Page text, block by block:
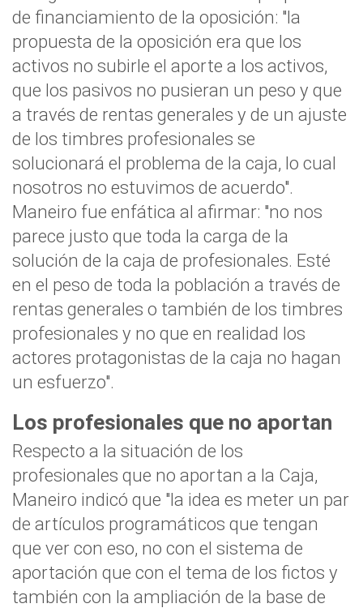
de financiamiento de la oposición: "la
propuesta de la oposición era que los
activos no subirle el aporte a los activos,
que los pasivos no pusieran un peso y que
a través de rentas generales y de un ajuste
de los timbres profesionales se
solucionará el problema de la caja, lo cual
nosotros no estuvimos de acuerdo".
Maneiro fue enfática al afirmar: "no nos
parece justo que toda la carga de la
solución de la caja de profesionales. Esté
en el peso de toda la población a través de
rentas generales o también de los timbres
profesionales y no que en realidad los
actores protagonistas de la caja no hagan
un esfuerzo".
Los profesionales que no aportan
Respecto a la situación de los
profesionales que no aportan a la Caja,
Maneiro indicó que "la idea es meter un par
de artículos programáticos que tengan
que ver con eso, no con el sistema de
aportación que con el tema de los fictos y
también con la ampliación de la base de